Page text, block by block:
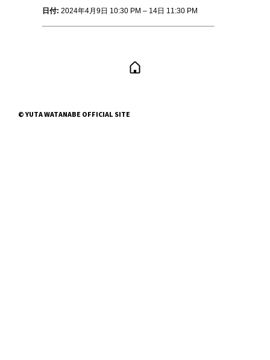
日付: 2024年4月9日 10:30 PM – 14日 11:30 PM
© YUTA WATANABE OFFICIAL SITE